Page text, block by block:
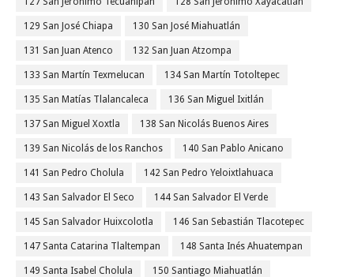
129 San José Chiapa 130 San José Miahuatlán
131 San Juan Atenco 132 San Juan Atzompa
133 San Martín Texmelucan 134 San Martín Totoltepec
135 San Matías Tlalancaleca 136 San Miguel Ixitlán
137 San Miguel Xoxtla 138 San Nicolás Buenos Aires
139 San Nicolás de los Ranchos 140 San Pablo Anicano
141 San Pedro Cholula 142 San Pedro Yeloixtlahuaca
143 San Salvador El Seco 144 San Salvador El Verde
145 San Salvador Huixcolotla 146 San Sebastián Tlacotepec
147 Santa Catarina Tlaltempan 148 Santa Inés Ahuatempan
149 Santa Isabel Cholula 150 Santiago Miahuatlán